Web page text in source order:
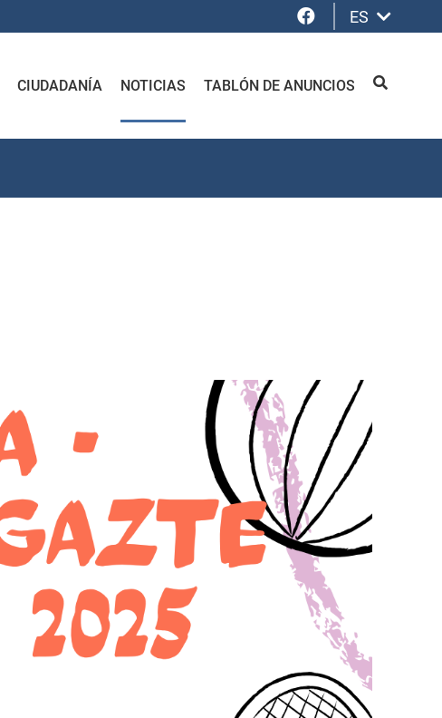
Facebook
ES
CIUDADANÍA NOTICIAS TABLÓN DE ANUNCIOS BUSCAR